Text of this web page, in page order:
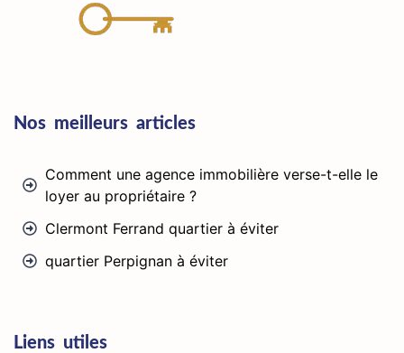
Nos meilleurs articles
Comment une agence immobilière verse-t-elle le
loyer au propriétaire ?
Clermont Ferrand quartier à éviter
quartier Perpignan à éviter
Liens utiles